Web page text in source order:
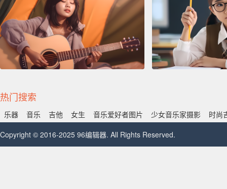
热门搜索
乐器 音乐 吉他 女生 音乐爱好者图片 少女音乐家摄影
时尚
Copyright © 2016-2025 96编辑器. All Rights Reserved.